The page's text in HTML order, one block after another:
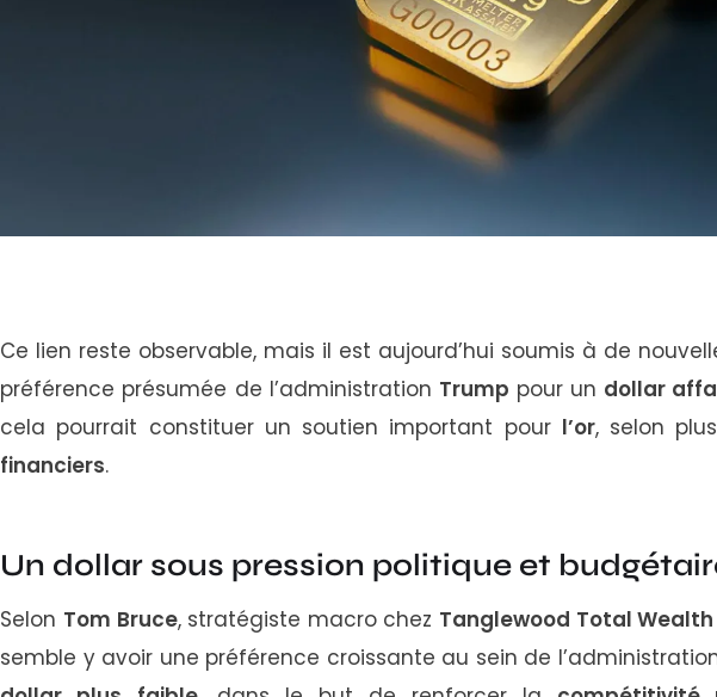
Ce lien reste observable, mais il est aujourd’hui soumis à de
préférence présumée de l’administration Trump pour un dollar
cela pourrait constituer un soutien important pour l’or, selon
financiers.
Un dollar sous pression politique et
Selon Tom Bruce, stratégiste macro chez Tanglewood TotalWealth
semble y avoir une préférence croissante au sein de